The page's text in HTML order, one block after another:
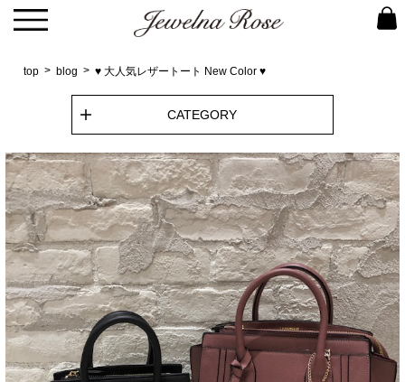
top blog ♥ 大人気レザートート New Color ♥
CATEGORY